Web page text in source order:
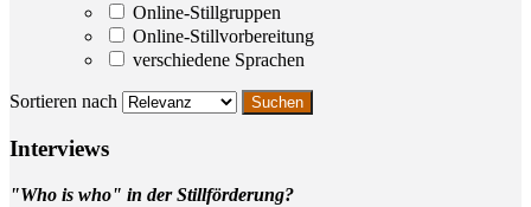
Online-Stillgruppen
Online-Stillvorbereitung
verschiedene Sprachen
Sortieren nach
Inter­views
"Who is who" in der Stillförderung?